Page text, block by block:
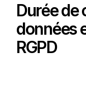
Durée de
données
RGPD